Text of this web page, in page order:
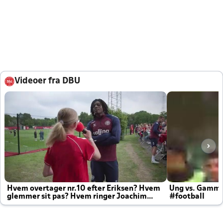
Videoer fra DBU
Hvem overtager nr.10 efter Eriksen? Hvem
glemmer sit pas? Hvem ringer Joachim
altid til efter kampe?
Ung vs.
#football